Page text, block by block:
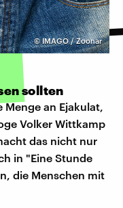
©IMAGO / Zoonar
sollten
an Ejakulat,
Volker Wittkamp
das nicht nur
in "Eine Stunde
die Menschen mit